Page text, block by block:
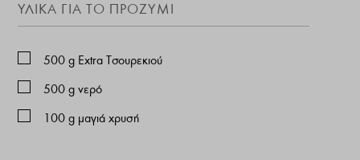
ΥΛΙΚΑ ΓΙΑ ΤΟ ΠΡΟΖΥΜΙ
500 g Εxtra Τσουρεκιού
500 g νερό
100 g μαγιά χρυσή